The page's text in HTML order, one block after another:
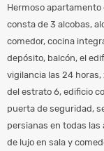
Hermoso apartamento
consta de 3 alcobas,
comedor, cocina
depósito, balcón, el
vigilancia las 24 horas,
del estrato 6, edificio
puerta de seguridad,
persianas en todas
de lujo en sala y